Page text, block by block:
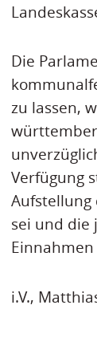
Die
zu lassen,
Verfügung
Aufstellung
sei und die
i.V.,